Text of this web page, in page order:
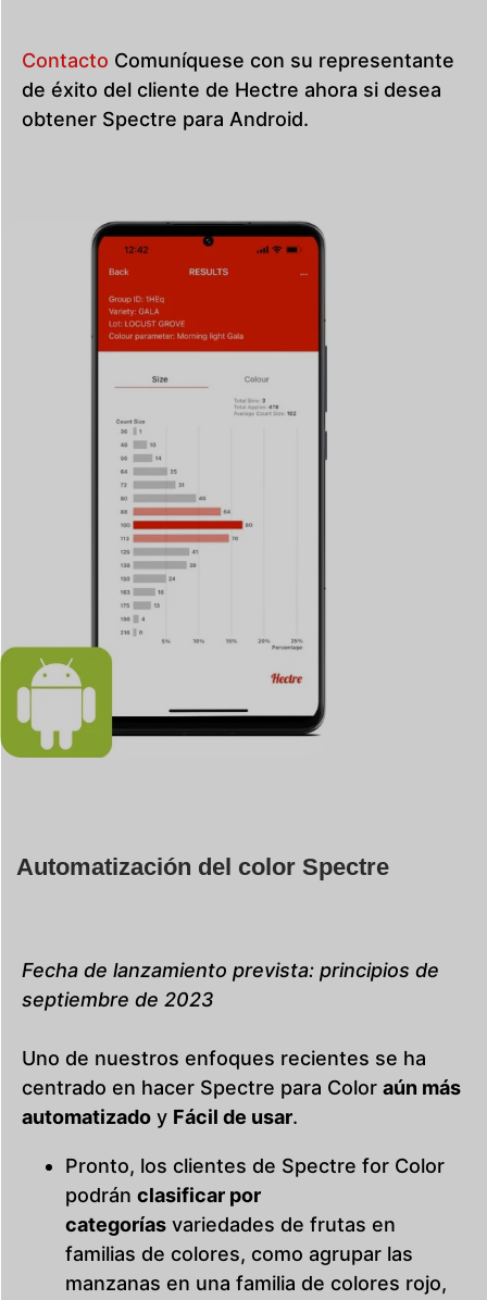
Contacto Comuníquese con su representante
de éxito del cliente de Hectre ahora si desea
obtener Spectre para Android.
Automatización del color Spectre
Fecha de lanzamiento prevista: principios de
septiembre de 2023
Uno de nuestros enfoques recientes se ha
centrado en hacer Spectre para Color aún más
automatizado y Fácil de usar.
Pronto, los clientes de Spectre for Color
podrán clasificar por
categorías variedades de frutas en
familias de colores, como agrupar las
manzanas en una familia de colores rojo,